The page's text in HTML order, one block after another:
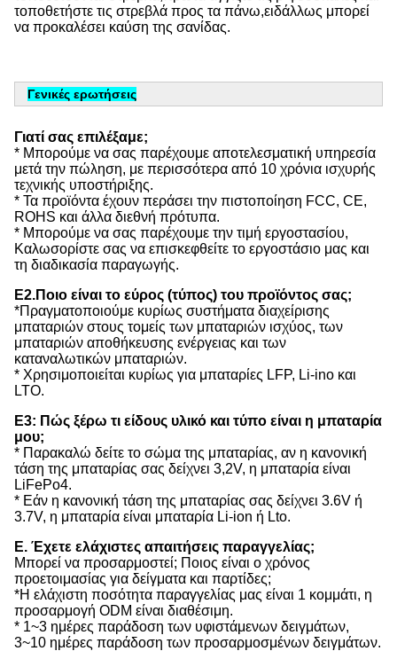
τοποθετήστε τις στρεβλά προς τα πάνω,ειδάλλως μπορεί
να προκαλέσει καύση της σανίδας.
Γενικές ερωτήσεις
Γιατί σας επιλέξαμε;
* Μπορούμε να σας παρέχουμε αποτελεσματική υπηρεσία
μετά την πώληση, με περισσότερα από 10 χρόνια ισχυρής
τεχνικής υποστήριξης.
* Τα προϊόντα έχουν περάσει την πιστοποίηση FCC, CE,
ROHS και άλλα διεθνή πρότυπα.
* Μπορούμε να σας παρέχουμε την τιμή εργοστασίου,
Καλωσορίστε σας να επισκεφθείτε το εργοστάσιο μας και
τη διαδικασία παραγωγής.
Ε2.Ποιο είναι το εύρος (τύπος) του προϊόντος σας;
*Πραγματοποιούμε κυρίως συστήματα διαχείρισης
μπαταριών στους τομείς των μπαταριών ισχύος, των
μπαταριών αποθήκευσης ενέργειας και των
καταναλωτικών μπαταριών.
* Χρησιμοποιείται κυρίως για μπαταρίες LFP, Li-ino και
LTO.
Ε3: Πώς ξέρω τι είδους υλικό και τύπο είναι η μπαταρία
μου;
* Παρακαλώ δείτε το σώμα της μπαταρίας, αν η κανονική
τάση της μπαταρίας σας δείχνει 3,2V, η μπαταρία είναι
LiFePo4.
* Εάν η κανονική τάση της μπαταρίας σας δείχνει 3.6V ή
3.7V, η μπαταρία είναι μπαταρία Li-ion ή Lto.
Ε. Έχετε ελάχιστες απαιτήσεις παραγγελίας;
Μπορεί να προσαρμοστεί; Ποιος είναι ο χρόνος
προετοιμασίας για δείγματα και παρτίδες;
*Η ελάχιστη ποσότητα παραγγελίας μας είναι 1 κομμάτι, η
προσαρμογή ODM είναι διαθέσιμη.
* 1~3 ημέρες παράδοση των υφιστάμενων δειγμάτων,
3~10 ημέρες παράδοση των προσαρμοσμένων δειγμάτων.